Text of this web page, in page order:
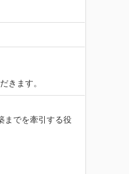
きます。
までを牽引する役